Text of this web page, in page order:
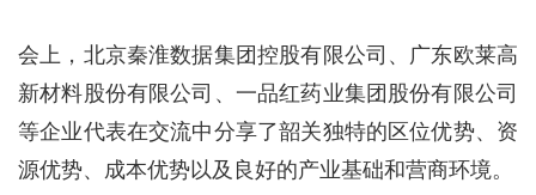
会上，北京秦淮数据集团控股有限公司、广东欧莱高
新材料股份有限公司、一品红药业集团股份有限公司
等企业代表在交流中分享了韶关独特的区位优势、资
源优势、成本优势以及良好的产业基础和营商环境。